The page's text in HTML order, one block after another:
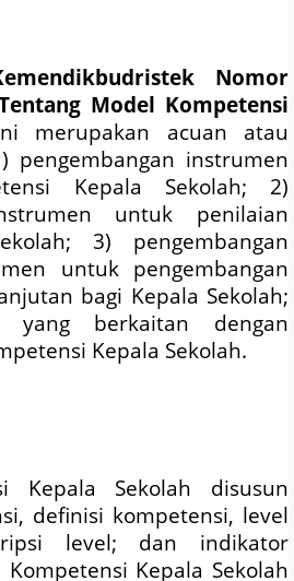
Nomor
Model Kompetensi
merupakan acuan atau
pengembangan instrumen
Kepala Sekolah; 2)
untuk penilaian
3) pengembangan
untuk pengembangan
bagi Kepala Sekolah;
berkaitan dengan
Kepala Sekolah.
Kepala Sekolah disusun
definisi kompetensi, level
level; dan indikator
Kepala Sekolah